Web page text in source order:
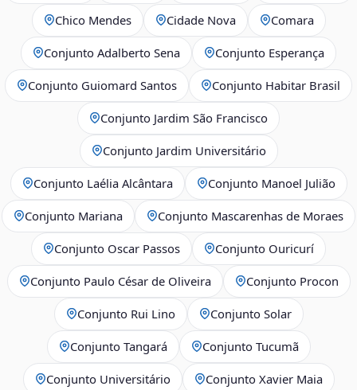
Chico Mendes Cidade Nova Comara
Conjunto Adalberto Sena Conjunto Esperança
Conjunto Guiomard Santos Conjunto Habitar Brasil
Conjunto Jardim São Francisco
Conjunto Jardim Universitário
Conjunto Laélia Alcântara Conjunto Manoel Julião
Conjunto Mariana Conjunto Mascarenhas de Moraes
Conjunto Oscar Passos Conjunto Ouricurí
Conjunto Paulo César de Oliveira Conjunto Procon
Conjunto Rui Lino Conjunto Solar
Conjunto Tangará Conjunto Tucumã
Conjunto Universitário Conjunto Xavier Maia